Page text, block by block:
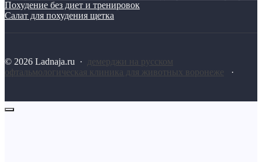
Похудение без диет и тренировок
Салат для похудения щетка
© 2026 Ladnaja.ru ·
демерджи на русском
офтальмологическая клиника для животных воронеже
·